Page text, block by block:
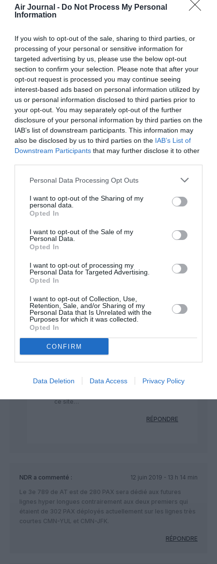
Air Journal - Do Not Process My Personal
Information
If you wish to opt-out of the sale, sharing to third parties, or
processing of your personal or sensitive information for
targeted advertising by us, please use the below opt-out
section to confirm your selection. Please note that after your
opt-out request is processed you may continue seeing
interest-based ads based on personal information utilized by
us or personal information disclosed to third parties prior to
your opt-out. You may separately opt-out of the further
disclosure of your personal information by third parties on the
IAB’s list of downstream participants. This information may
also be disclosed by us to third parties on the IAB’s List of
Downstream Participants that may further disclose it to other
Personal Data Processing Opt Outs
I want to opt-out of the Sharing of my
personal data.
Opted In
I want to opt-out of the Sale of my
Personal Data.
Opted In
I want to opt-out of processing my
Personal Data for Targeted Advertising.
Opted In
I want to opt-out of Collection, Use,
Retention, Sale, and/or Sharing of my
Personal Data that Is Unrelated with the
Purposes for which it was collected.
Opted In
CONFIRM
Data Deletion Data Access Privacy Policy
terrain.
NDRa commenté :
12 juin 2019 - 17 h 17
min
Oui Aurbus sera contente d’être achetée par Boeing
plutôt que Comac ;
“Quant au vétéran de la protection des
consommateurs, Ralf Nader”
Oh le communiste qui se trempe d’époque, mouais
celui la détient la vérité Kamarade ! La vérité
absolue la “pravda” : D
En tout cas:
a commenté
:
14 juin 2019 - 7 h
Pourvu que Airbus ne se mette pas en tête
de racheter Boeing, juste pour la gloriole
de la chose….Ce serait aller au devant de
RÉPONDRE
MERMOZa commenté :
15 juin 2019 - 20 h
encore plus qu elle ne l a déjà fait on en
reparlera et on verra bien qui peut faire
une OPA sur l autre….On devine facilement
été au temps du Maccarthysme…Si vous
ce site…
RÉPONDRE
NDR a commenté :
12 juin 2019 - 13 h 14 min
Le 3e 789 de AT est de 280 PAX sera dédié aux futures
lignes hyper longues contrairement aux deux premiers qui
étaient de 302 PAX déployés actuellement sur les lignes très
courtes CMN-YUL et CMN-JFK.
RÉPONDRE